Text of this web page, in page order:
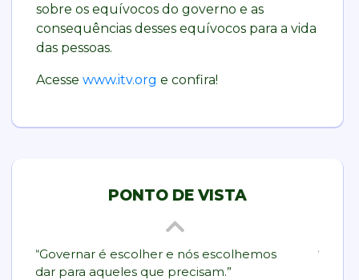
sobre os equívocos do governo e as
consequências desses equívocos para a vida
das pessoas.
Acesse www.itv.org e confira!
PONTO DE VISTA
“Governar é escolher e nós escolhemos
dar para aqueles que precisam.”